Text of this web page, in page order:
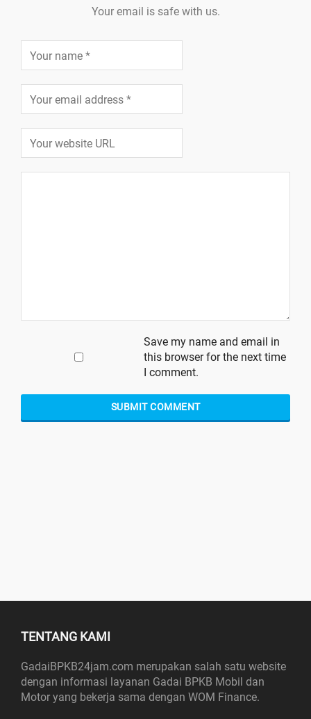
Your email is safe with us.
Save my name and email in
this browser for the next time
I comment.
TENTANG KAMI
GadaiBPKB24jam.com merupakan salah satu website
dengan informasi layanan Gadai BPKB Mobil dan
Motor yang bekerja sama dengan WOM Finance.